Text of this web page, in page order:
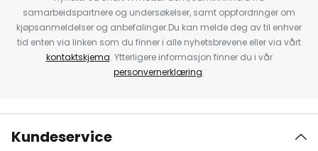
samarbeidspartnere og undersøkelser, samt oppfordringer om
kjøpsanmeldelser og anbefalinger.Du kan melde deg av til enhver
tid enten via linken som du finner i alle nyhetsbrevene eller via vårt
kontaktskjema. Ytterligere informasjon finner du i vår
personvernerklæring.
Kundeservice